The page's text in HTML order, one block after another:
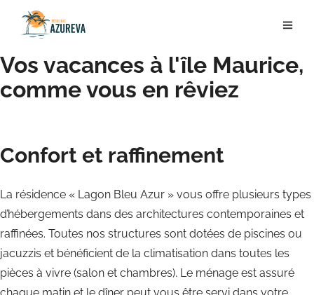
Vos vacances à l'île Maurice,
comme vous en rêviez
Confort et raffinement
La résidence « Lagon Bleu Azur » vous offre plusieurs types
d’hébergements dans des architectures contemporaines et
raffinées. Toutes nos structures sont dotées de piscines ou
jacuzzis et bénéficient de la climatisation dans toutes les
pièces à vivre (salon et chambres). Le ménage est assuré